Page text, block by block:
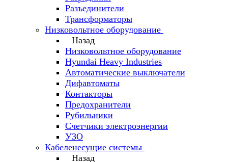
Разъединители
Трансформаторы
Низковольтное оборудование
Назад
Низковольтное оборудование
Hyundai Heavy Industries
Автоматические выключатели
Дифавтоматы
Контакторы
Предохранители
Рубильники
Счетчики электроэнергии
УЗО
Кабеленесущие системы
Назад